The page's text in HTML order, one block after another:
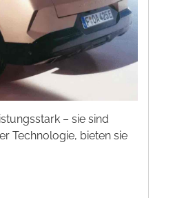
– sie sind
Technologie, bieten sie